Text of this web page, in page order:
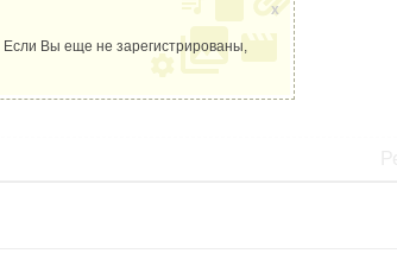
Если Вы еще не зарегистрированы,
x